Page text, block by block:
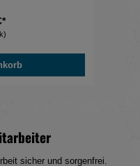
sicher und sorgenfrei.